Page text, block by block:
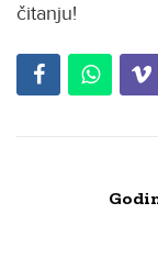
čitanju!